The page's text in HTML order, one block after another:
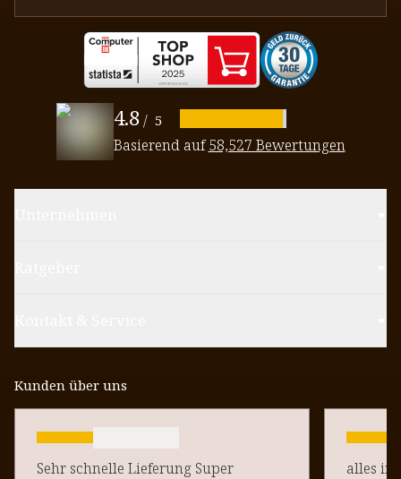
4.8 / 5
Basierend auf58,527 Bewertungen
Kunden über uns
Sehr schnelle Lieferung Super
alles in